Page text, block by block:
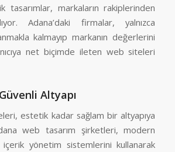
tasarımlar, markaların rakiplerinden
Adana’daki firmalar, yalnızca
kalmayıp markanın değerlerini
net biçimde ileten web siteleri
Altyapı
estetik kadar sağlam bir altyapıya
web tasarım şirketleri, modern
içerik yönetim sistemlerini kullanarak